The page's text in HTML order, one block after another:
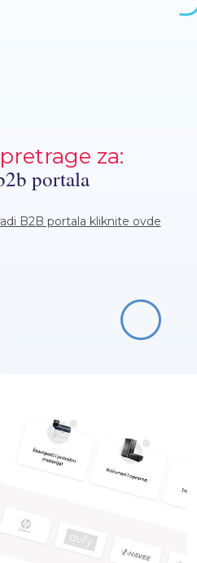
za:
portala
B2B portala kliknite ovde